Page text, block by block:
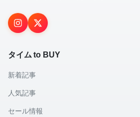
タイム to BUY
新着記事
人気記事
セール情報